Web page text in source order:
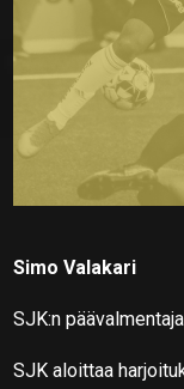
Simo Valakari
SJK:n päävalmentaja
SJK aloittaa